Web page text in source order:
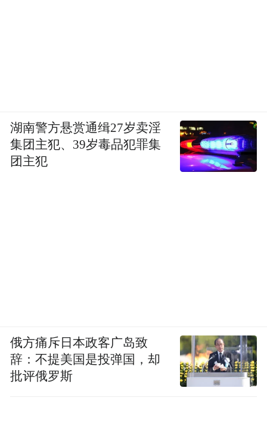
湖南警方悬赏通缉27岁卖淫
集团主犯、39岁毒品犯罪集
团主犯
俄方痛斥日本政客广岛致
辞：不提美国是投弹国，却
批评俄罗斯